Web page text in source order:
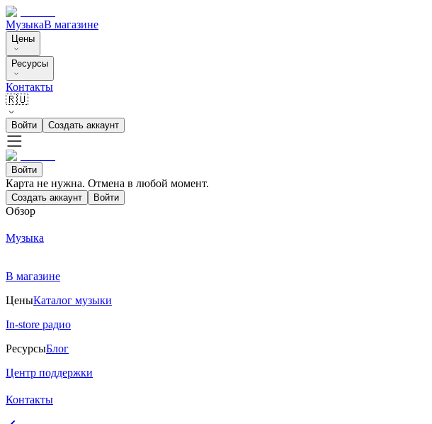
МузыкаВ магазине
Цены
Ресурсы
Контакты
🇷🇺
Войти Создать аккаунт
Войти
Карта не нужна. Отмена в любой момент.
Создать аккаунт Войти
Обзор
Музыка
В магазине
ЦеныКаталог музыки
In-store радио
РесурсыБлог
Центр поддержки
Контакты